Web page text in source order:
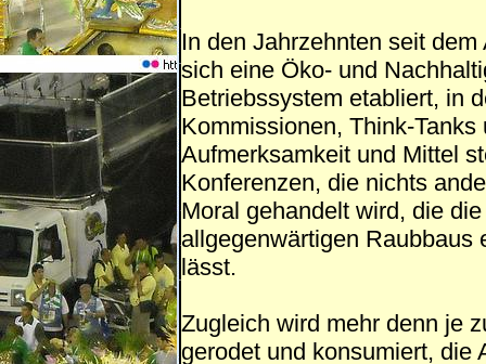
In den Jahrzehnten seit
sich eine Öko- und
Betriebssystem etabliert, in
Kommissionen, Think-
Aufmerksamkeit und Mittel
Konferenzen, die nichts
Moral gehandelt wird, die
allgegenwärtigen Raubbaus
lässt.
Zugleich wird mehr denn je
gerodet und konsumiert, die